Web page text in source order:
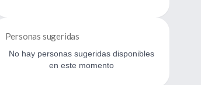
Personas sugeridas
No hay personas sugeridas disponibles
en este momento